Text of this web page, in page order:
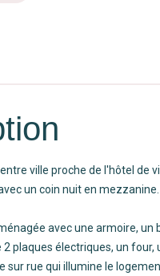
ville proche de l'hôtel de
un coin nuit en mezzanine.
avec une armoire,
plaques électriques, un
sur rue qui illumine le